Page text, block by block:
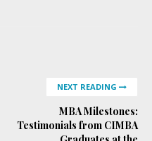
NEXT READING
MBA Milestones:
Testimonials from CIMBA